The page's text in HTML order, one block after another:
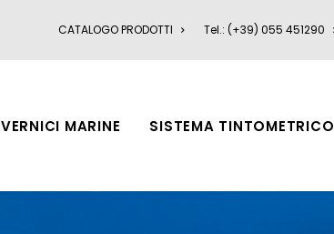
CATALOGO PRODOTTI Tel.: (+39) 055 451290
VERNICI MARINE SISTEMA TINTOMETRICO